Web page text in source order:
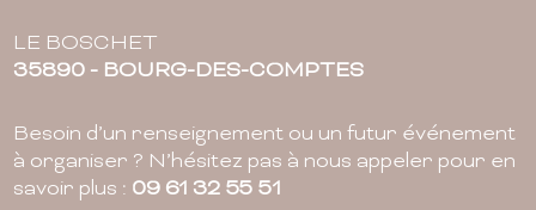
LE BOSCHET
35890 - BOURG-DES-COMPTES
Besoin d’un renseignement ou un futur événement
à organiser ? N’hésitez pas à nous appeler pour en
savoir plus : 09 61 32 55 51